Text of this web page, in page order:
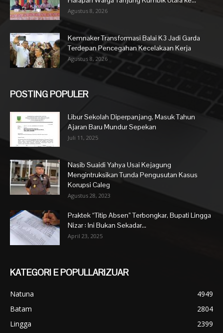
Agustus 8, 2026
Kemnaker Transformasi Balai K3 Jadi Garda
Terdepan Pencegahan Kecelakaan Kerja
Agustus 8, 2026
POSTING POPULER
Libur Sekolah Diperpanjang, Masuk Tahun
Ajaran Baru Mundur Sepekan
Juli 11, 2025
Nasib Suaidi Yahya Usai Kejagung
Mengintruksikan Tunda Pengusutan Kasus
Korupsi Caleg
Agustus 28, 2023
Praktek “Titip Absen” Terbongkar, Bupati Lingga
Nizar : Ini Bukan Sekadar...
April 23, 2025
KATEGORI E POPULLARIZUAR
Natuna
4949
Batam
2804
Lingga
2399